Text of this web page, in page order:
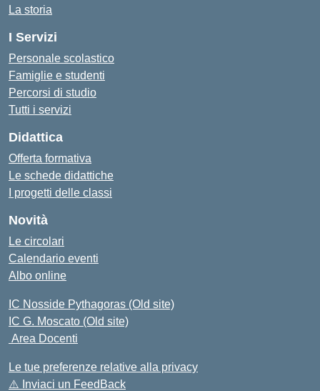
La storia
I Servizi
Personale scolastico
Famiglie e studenti
Percorsi di studio
Tutti i servizi
Didattica
Offerta formativa
Le schede didattiche
I progetti delle classi
Novità
Le circolari
Calendario eventi
Albo online
IC Nosside Pythagoras (Old site)
IC G. Moscato (Old site)
Area Docenti
Le tue preferenze relative alla privacy
⚠️ Inviaci un FeedBack